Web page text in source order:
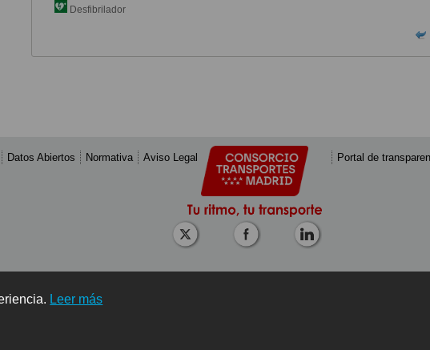
Leer más
Desfibrilador
Datos Abiertos Normativa Aviso Legal Portal de